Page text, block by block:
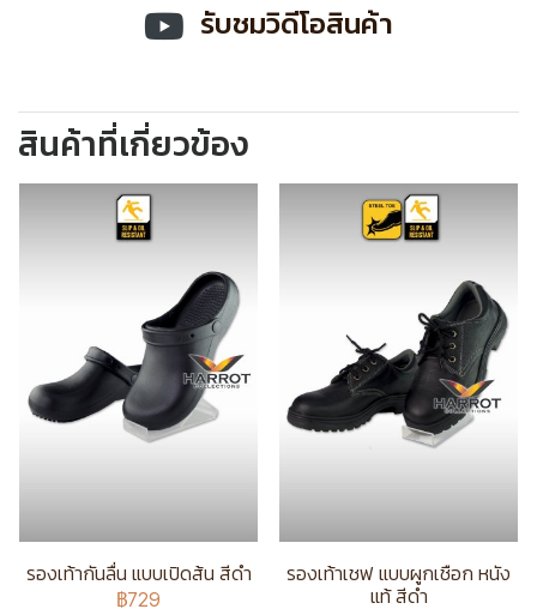
รับชมวิดีโอสินค้า
สินค้าที่เกี่ยวข้อง
รองเท้ากันลื่น แบบเปิดส้น สีดำ
฿729
รองเท้าเชฟ แบบผูกเชือก หนัง
แท้ สีดำ